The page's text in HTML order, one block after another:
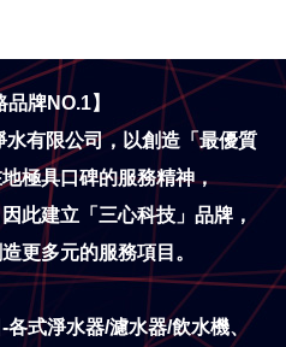
牌NO.1】
有限公司，以創造「最優質
極具口碑的服務精神，
此建立「三心科技」品牌，
更多元的服務項目。
式淨水器/濾水器/飲水機、